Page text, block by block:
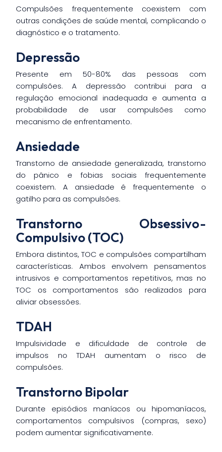
Compulsões frequentemente coexistem com
outras condições de saúde mental, complicando o
diagnóstico e o tratamento.
Depressão
Presente em 50-80% das pessoas com
compulsões. A depressão contribui para a
regulação emocional inadequada e aumenta a
probabilidade de usar compulsões como
mecanismo de enfrentamento.
Ansiedade
Transtorno de ansiedade generalizada, transtorno
do pânico e fobias sociais frequentemente
coexistem. A ansiedade é frequentemente o
gatilho para as compulsões.
Transtorno Obsessivo-
Compulsivo (TOC)
Embora distintos, TOC e compulsões compartilham
características. Ambos envolvem pensamentos
intrusivos e comportamentos repetitivos, mas no
TOC os comportamentos são realizados para
aliviar obsessões.
TDAH
Impulsividade e dificuldade de controle de
impulsos no TDAH aumentam o risco de
compulsões.
Transtorno Bipolar
Durante episódios maníacos ou hipomaníacos,
comportamentos compulsivos (compras, sexo)
podem aumentar significativamente.